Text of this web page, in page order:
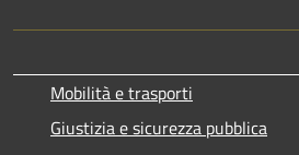
Mobilità e trasporti
Giustizia e sicurezza pubblica